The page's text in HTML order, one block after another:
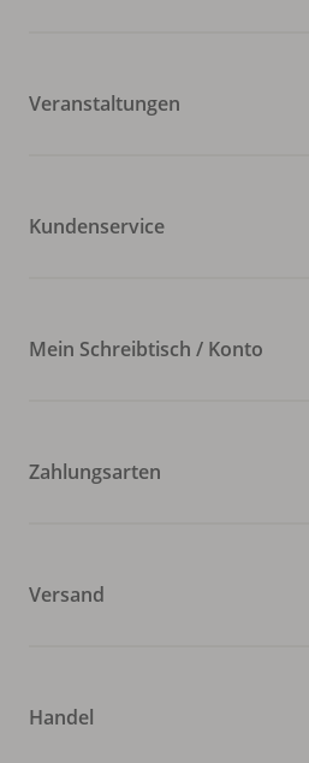
Veranstaltungen
Kundenservice
Mein Schreibtisch / Konto
Zahlungsarten
Versand
Handel